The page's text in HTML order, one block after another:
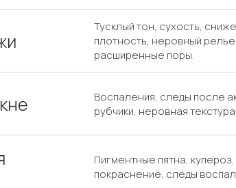
Тусклый тон, сухость,
плотность, неровный
расширенные поры.
Воспаления, следы после
рубчики, неровная
Пигментные пятна, купероз,
покраснение, следы